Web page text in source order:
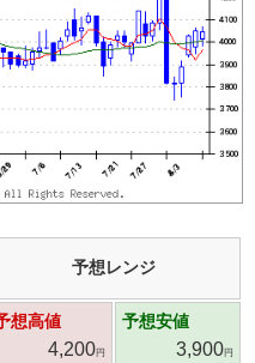
予想レンジ
想高値
4,200円
予想安値
3,900円